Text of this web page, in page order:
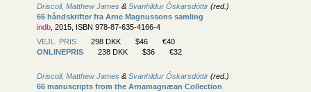
Driscoll, Matthew James & Svanhildur Óskarsdóttir (red.)
66 håndskrifter fra Arne Magnussons samling
indb , 2015, ISBN 978-87-635-4166-4
VEJL. PRIS
298 DKK $46
€40
ONLINEPRIS
238 DKK $36 €32
Driscoll, Matthew James & Svanhildur Óskarsdóttir (red.)
66 manuscripts from the Arnamagnæan Collection